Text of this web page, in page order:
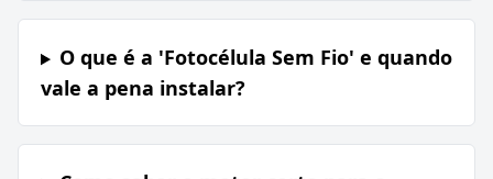
O que é a 'Fotocélula Sem Fio' e quando
vale a pena instalar?